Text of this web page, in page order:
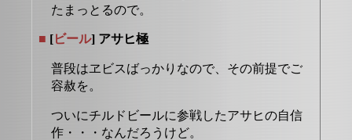
たまっとるので。
■ [ビール] アサヒ極
普段はヱビスばっかりなので、その前提でご
容赦を。
ついにチルドビールに参戦したアサヒの自信
作・・・なんだろうけど。